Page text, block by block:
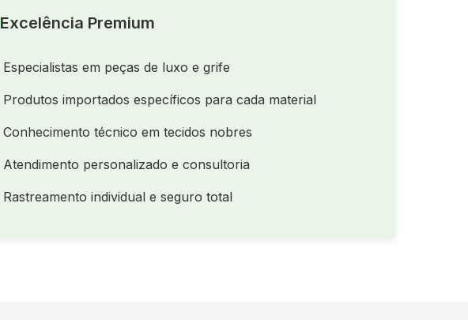
Excelência Premium
Especialistas em peças de luxo e grife
Produtos importados específicos para cada material
Conhecimento técnico em tecidos nobres
Atendimento personalizado e consultoria
Rastreamento individual e seguro total